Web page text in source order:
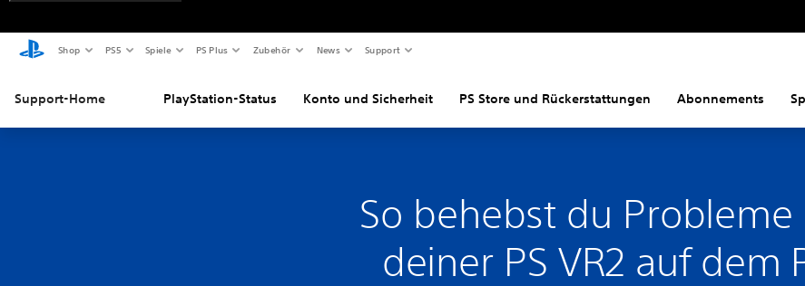
Shop PS5 Spiele PS Plus Zubehör News Support
Support-Home PlayStation-Status Konto und Sicherheit PS Store und Rückerstattungen Abonnements
So behebst du
deiner PS VR2 auf dem